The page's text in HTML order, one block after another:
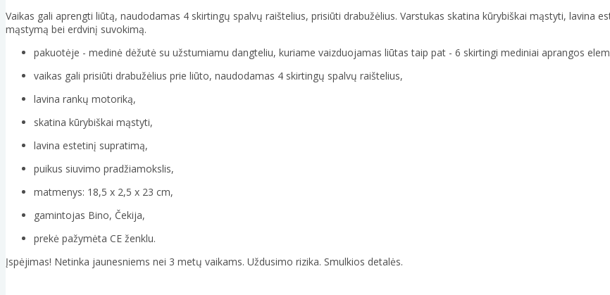
Vaikas gali aprengti liūtą, naudodamas 4 skirtingų spalvų raištelius, prisiūti drabužėlius. Varstukas skatina kūrybiškai mąstyti, lavina
mąstymą bei erdvinį suvokimą.
pakuotėje - medinė dėžutė su užstumiamu dangteliu, kuriame vaizduojamas liūtas taip pat - 6 skirtingi mediniai aprangos
vaikas gali prisiūti drabužėlius prie liūto, naudodamas 4 skirtingų spalvų raištelius,
lavina rankų motoriką,
skatina kūrybiškai mąstyti,
lavina estetinį supratimą,
puikus siuvimo pradžiamokslis,
matmenys: 18,5 x 2,5 x 23 cm,
gamintojas Bino, Čekija,
prekė pažymėta CE ženklu.
Įspėjimas! Netinka jaunesniems nei 3 metų vaikams. Uždusimo rizika. Smulkios detalės.